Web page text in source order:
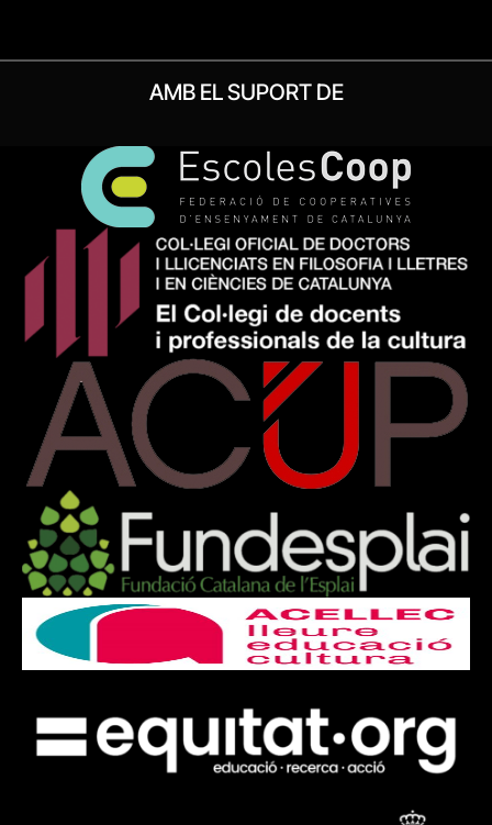
AMB EL SUPORT DE